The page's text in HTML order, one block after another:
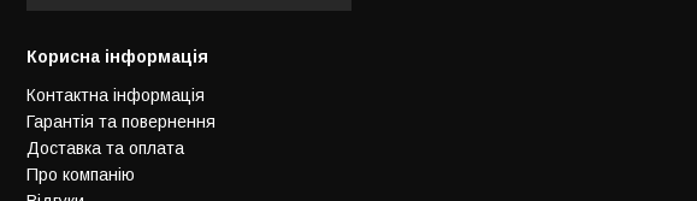
Корисна інформація
Контактна інформація
Гарантія та повернення
Доставка та оплата
Про компанію